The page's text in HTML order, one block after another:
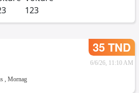
35 TND
6/6/26, 11:10 AM
, Mornag